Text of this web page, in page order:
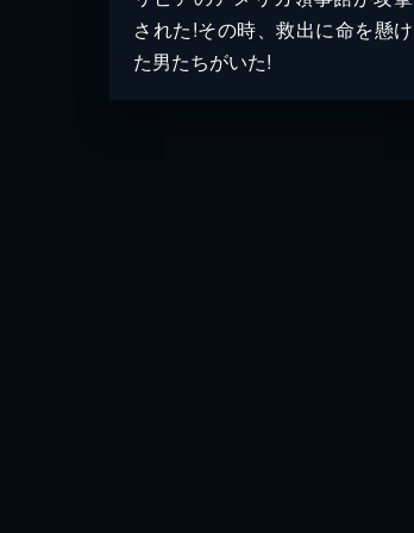
された!その時、救出に命を懸け
た男たちがいた!